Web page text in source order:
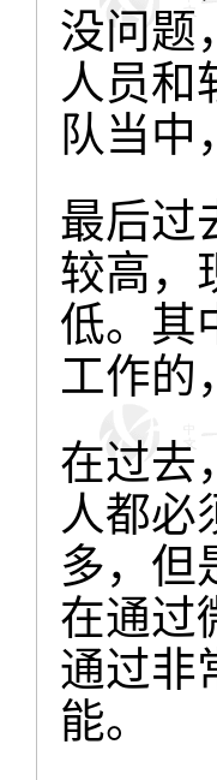
没问题
人员和
队当
最后过
较高，
低。其
工作的
在过去
人都必
多，但
在通过
通过非
能。